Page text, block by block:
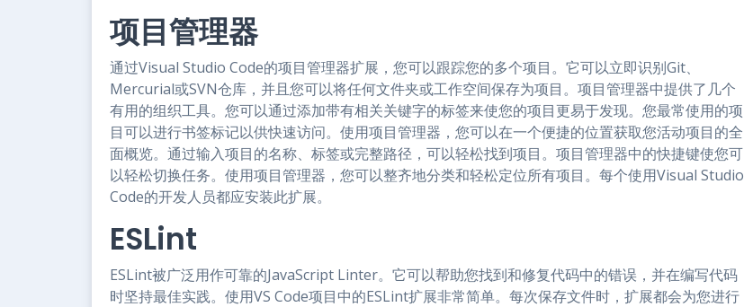
项目管理器
通过Visual Studio Code的项目管理器扩展，您可以跟踪您的多个项目。它可以立即识别Git、
Mercurial或SVN仓库，并且您可以将任何文件夹或工作空间保存为项目。项目管理器中提供了几个
有用的组织工具。您可以通过添加带有相关关键字的标签来使您的项目更易于发现。您最常使用的项
目可以进行书签标记以供快速访问。使用项目管理器，您可以在一个便捷的位置获取您活动项目的全
面概览。通过输入项目的名称、标签或完整路径，可以轻松找到项目。项目管理器中的快捷键使您可
以轻松切换任务。使用项目管理器，您可以整齐地分类和轻松定位所有项目。每个使用Visual Studio
Code的开发人员都应安装此扩展。
ESLint
ESLint被广泛用作可靠的JavaScript Linter。它可以帮助您找到和修复代码中的错误，并在编写代码
时坚持最佳实践。使用VS Code项目中的ESLint扩展非常简单。每次保存文件时，扩展都会为您进行